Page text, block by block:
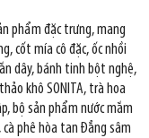
phẩm đặc trưng, mang
cốt mía cô đặc, ốc nhồi
dây, bánh tinh bột nghệ,
khô SONITA, trà hoa
bộ sản phẩm nước mắm
cà phê hòa tan Đẳng sâm